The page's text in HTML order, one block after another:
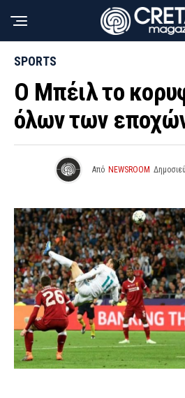
SPORTS
Ο Μπέιλ το
όλων των
Από NEWSROOM